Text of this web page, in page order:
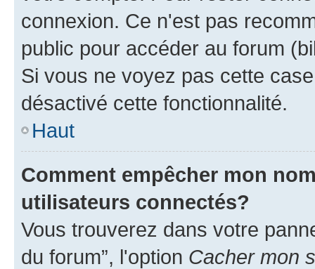
connexion. Ce n'est pas
public pour accéder au forum
Si vous ne voyez pas cette
désactivé cette fonctionnalité.
Haut
Comment empêcher mon
utilisateurs connectés?
Vous trouverez dans votre
du forum”, l'option Cacher mon